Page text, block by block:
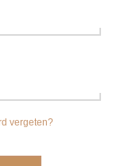
vergeten?